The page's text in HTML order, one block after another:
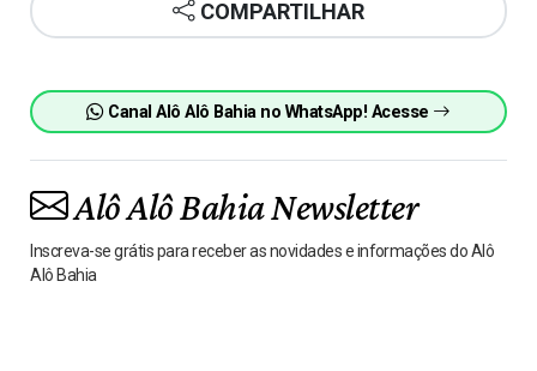
COMPARTILHAR
Canal Alô Alô Bahia no WhatsApp! Acesse
Alô Alô Bahia Newsletter
Inscreva-se grátis para receber as novidades e informações do Alô
Alô Bahia